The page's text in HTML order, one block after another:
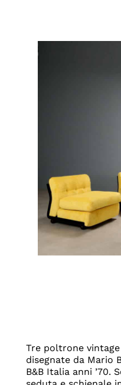
Tre poltrone vintage
disegnate da Mario
B&B Italia anni ’70.